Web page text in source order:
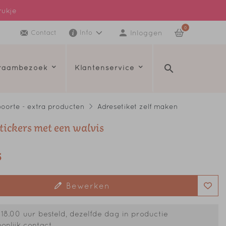
Contact Info Inloggen
0
Klantenservice
- extra producten Adresetiket zelf maken
met een walvis
Bewerken
uur besteld, dezelfde dag in productie